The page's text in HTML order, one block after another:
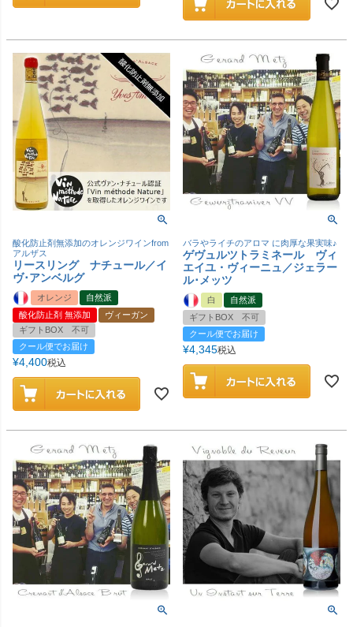
酸化防止剤無添加のオレンジワインfrom
アルザス
リースリング ナチュール／イ
ヴ･アンベルグ
オレンジ
自然派
酸化防止剤 無添加
ヴィーガン
ギフトBOX 不可
クール便でお届け
¥4,400税込
バラやライチのアロマ に肉厚な果実味♪
ゲヴュルツトラミネール ヴィ
エイユ・ヴィーニュ／ジェラー
ル･メッツ
白
自然派
ギフトBOX 不可
クール便でお届け
¥4,345税込